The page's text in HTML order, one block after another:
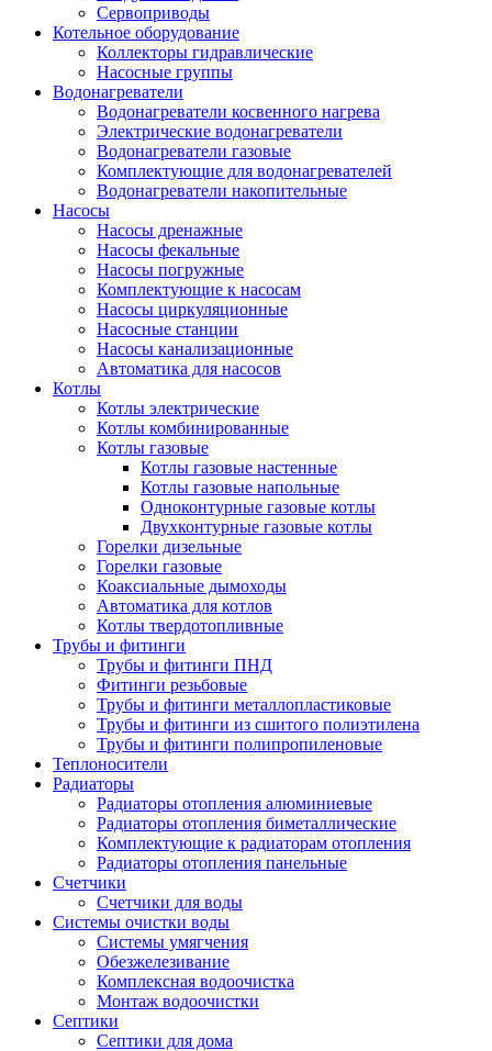
Сервоприводы
Котельное оборудование
Коллекторы гидравлические
Насосные группы
Водонагреватели
Водонагреватели косвенного нагрева
Электрические водонагреватели
Водонагреватели газовые
Комплектующие для водонагревателей
Водонагреватели накопительные
Насосы
Насосы дренажные
Насосы фекальные
Насосы погружные
Комплектующие к насосам
Насосы циркуляционные
Насосные станции
Насосы канализационные
Автоматика для насосов
Котлы
Котлы электрические
Котлы комбинированные
Котлы газовые
Котлы газовые настенные
Котлы газовые напольные
Одноконтурные газовые котлы
Двухконтурные газовые котлы
Горелки дизельные
Горелки газовые
Коаксиальные дымоходы
Автоматика для котлов
Котлы твердотопливные
Трубы и фитинги
Трубы и фитинги ПНД
Фитинги резьбовые
Трубы и фитинги металлопластиковые
Трубы и фитинги из сшитого полиэтилена
Трубы и фитинги полипропиленовые
Теплоносители
Радиаторы
Радиаторы отопления алюминиевые
Радиаторы отопления биметаллические
Комплектующие к радиаторам отопления
Радиаторы отопления панельные
Cчетчики
Счетчики для воды
Системы очистки воды
Системы умягчения
Обезжелезивание
Комплексная водоочистка
Монтаж водоочистки
Септики
Септики для дома